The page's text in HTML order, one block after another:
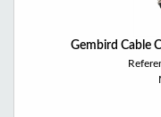
Gembird Cable